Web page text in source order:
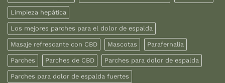
Limpieza hepática
Los mejores parches para el dolor de espalda
Masaje refrescante con CBD Mascotas Parafernalia
Parches Parches de CBD Parches para dolor de espalda
Parches para dolor de espalda fuertes